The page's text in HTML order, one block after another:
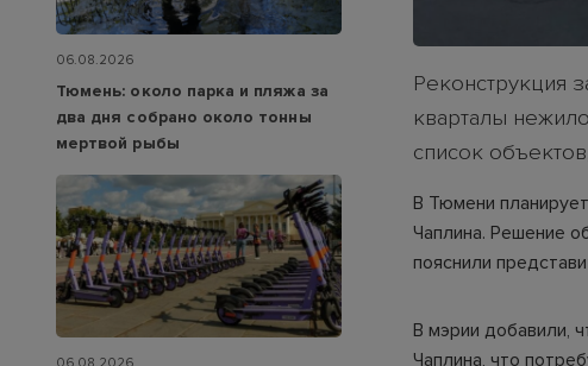
Реконструкция
кварталы
список
В Тюмени
Чаплина. Решение
пояснили
В мэрии добавили,
Чаплина, что
06.08.2026
Тюмень: около парка и пляжа за
два дня собрано около тонны
мертвой рыбы